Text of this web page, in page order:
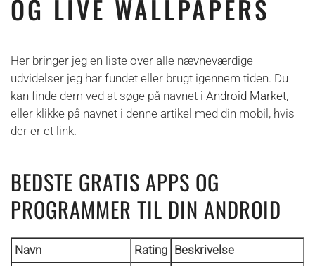
OG LIVE WALLPAPERS
Her bringer jeg en liste over alle nævneværdige
udvidelser jeg har fundet eller brugt igennem tiden. Du
kan finde dem ved at søge på navnet i Android Market,
eller klikke på navnet i denne artikel med din mobil, hvis
der er et link.
BEDSTE GRATIS APPS OG
PROGRAMMER TIL DIN ANDROID
Navn Rating Beskrivelse